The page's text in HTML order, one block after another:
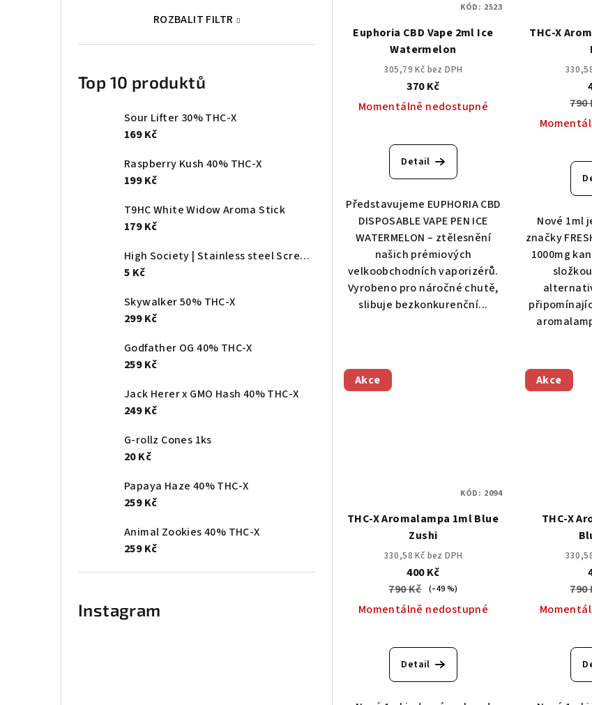
ROZBALIT FILTR
Top 10 produktů
Sour Lifter 30% THC-X
169 Kč
Raspberry Kush 40% THC-X
199 Kč
T9HC White Widow Aroma Stick
179 Kč
High Society | Stainless steel Screen - Ø:20mm
5 Kč
Skywalker 50% THC-X
299 Kč
Godfather OG 40% THC-X
259 Kč
Jack Herer x GMO Hash 40% THC-X
249 Kč
G-rollz Cones 1ks
20 Kč
Papaya Haze 40% THC-X
259 Kč
Animal Zookies 40% THC-X
259 Kč
Instagram
Euphoria CBD Vape 2ml Ice
Watermelon
305,79 Kč bez DPH
370 Kč
Momentálně nedostupné
Detail
Představujeme EUPHORIA CBD
DISPOSABLE VAPE PEN ICE
WATERMELON – ztělesnění
našich prémiových
velkoobchodních vaporizérů.
Vyrobeno pro náročné chutě,
slibuje bezkonkurenční...
KÓD: 2523
THC-X
790
Nové 1ml
značky
1000mg
Akce
THC-X Aromalampa 1ml Blue
Zushi
330,58 Kč bez DPH
400 Kč
790 Kč
(–49 %)
Momentálně nedostupné
Detail
KÓD: 2094
Akce
THC-X
790